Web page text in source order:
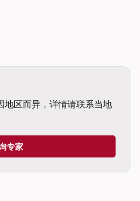
地区而异，详情请联系当地
专家